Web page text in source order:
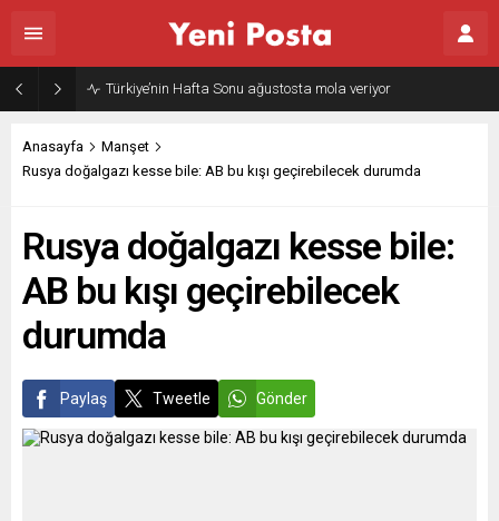
Türkiye’nin Hafta Sonu ağustosta mola veriyor
Anasayfa
Manşet
Rusya doğalgazı kesse bile: AB bu kışı geçirebilecek durumda
Rusya doğalgazı kesse bile:
AB bu kışı geçirebilecek
durumda
Paylaş Tweetle Gönder